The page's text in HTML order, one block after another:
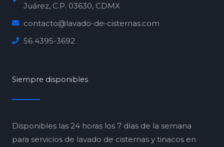
Juárez, C.P. 03630, CDMX
contacto@lavado-de-cisternas.com
56 4395-3692
Siempre disponibles
Disponibles las 24 horas los 7 días de la semana
para servicios de lavado de cisternas y tinacos en